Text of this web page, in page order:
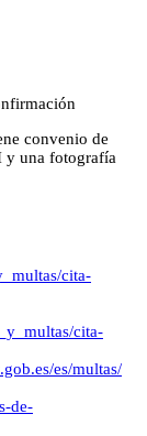
convenio de
y una fotografía
cita-
cita-
es/multas/
de-